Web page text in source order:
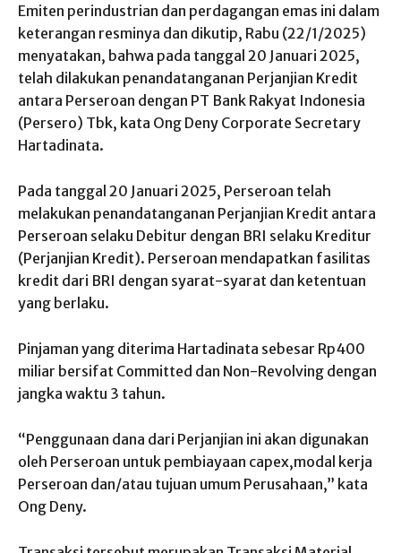
Emiten perindustrian dan perdagangan emas ini dalam
keterangan resminya dan dikutip, Rabu (22/1/2025)
menyatakan, bahwa pada tanggal 20 Januari 2025,
telah dilakukan penandatanganan Perjanjian Kredit
antara Perseroan dengan PT Bank Rakyat Indonesia
(Persero) Tbk, kata Ong Deny Corporate Secretary
Hartadinata.
Pada tanggal 20 Januari 2025, Perseroan telah
melakukan penandatanganan Perjanjian Kredit antara
Perseroan selaku Debitur dengan BRI selaku Kreditur
(Perjanjian Kredit). Perseroan mendapatkan fasilitas
kredit dari BRI dengan syarat-syarat dan ketentuan
yang berlaku.
Pinjaman yang diterima Hartadinata sebesar Rp400
miliar bersifat Committed dan Non-Revolving dengan
jangka waktu 3 tahun.
“Penggunaan dana dari Perjanjian ini akan digunakan
oleh Perseroan untuk pembiayaan capex,modal kerja
Perseroan dan/atau tujuan umum Perusahaan,” kata
Ong Deny.